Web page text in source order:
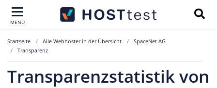
MENÜ
Startseite Alle Webhoster in der Übersicht
SpaceNet AG
Transparenz
Transparenzstatistik von